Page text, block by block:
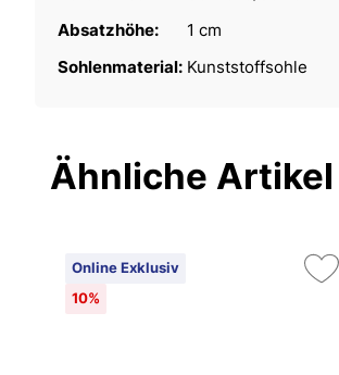
Absatzhöhe:
1 cm
Sohlenmaterial: Kunststoffsohle
Ähnliche Artikel
Online Exklusiv
10%